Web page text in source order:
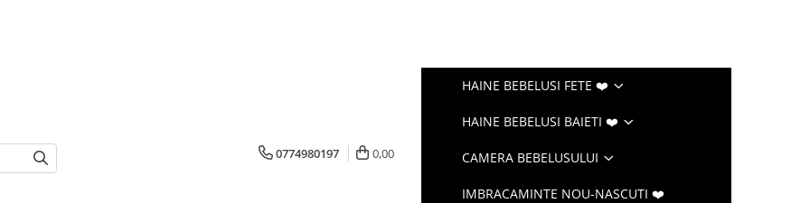
0774980197 0,00
HAINE BEBELUSI FETE ❤️
HAINE BEBELUSI BAIETI ❤️
CAMERA BEBELUSULUI
IMBRACAMINTE NOU-NASCUTI ❤️